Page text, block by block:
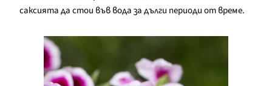
саксията да стои във вода за дълги периоди от време.